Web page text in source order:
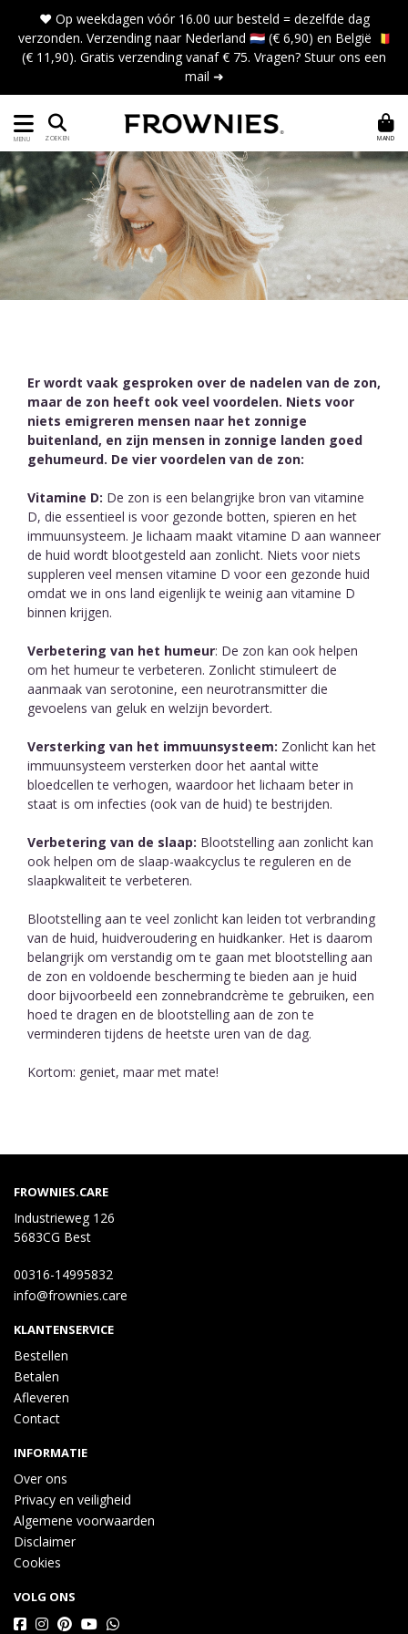
❤️ Op weekdagen vóór 16.00 uur besteld = dezelfde dag
verzonden. Verzending naar Nederland 🇳🇱 (€ 6,90) en België 🇧🇪
(€ 11,90). Gratis verzending vanaf € 75. Vragen? Stuur ons een
mail ➜
MENU ZOEKEN MAND
Er wordt vaak gesproken over de nadelen van de zon,
maar de zon heeft ook veel voordelen. Niets voor
niets emigreren mensen naar het zonnige
buitenland, en zijn mensen in zonnige landen goed
gehumeurd. De vier voordelen van de zon:
Vitamine D: De zon is een belangrijke bron van vitamine
D, die essentieel is voor gezonde botten, spieren en het
immuunsysteem. Je lichaam maakt vitamine D aan wanneer
de huid wordt blootgesteld aan zonlicht. Niets voor niets
suppleren veel mensen vitamine D voor een gezonde huid
omdat we in ons land eigenlijk te weinig aan vitamine D
binnen krijgen.
Verbetering van het humeur: De zon kan ook helpen
om het humeur te verbeteren. Zonlicht stimuleert de
aanmaak van serotonine, een neurotransmitter die
gevoelens van geluk en welzijn bevordert.
Versterking van het immuunsysteem: Zonlicht kan het
immuunsysteem versterken door het aantal witte
bloedcellen te verhogen, waardoor het lichaam beter in
staat is om infecties (ook van de huid) te bestrijden.
Verbetering van de slaap: Blootstelling aan zonlicht kan
ook helpen om de slaap-waakcyclus te reguleren en de
slaapkwaliteit te verbeteren.
Blootstelling aan te veel zonlicht kan leiden tot verbranding
van de huid, huidveroudering en huidkanker. Het is daarom
belangrijk om verstandig om te gaan met blootstelling aan
de zon en voldoende bescherming te bieden aan je huid
door bijvoorbeeld een zonnebrandcrème te gebruiken, een
hoed te dragen en de blootstelling aan de zon te
verminderen tijdens de heetste uren van de dag.
Kortom: geniet, maar met mate!
FROWNIES.CARE
Industrieweg 126
5683CG Best
00316-14995832
info@frownies.care
KLANTENSERVICE
Bestellen
Betalen
Afleveren
Contact
INFORMATIE
Over ons
Privacy en veiligheid
Algemene voorwaarden
Disclaimer
Cookies
VOLG ONS